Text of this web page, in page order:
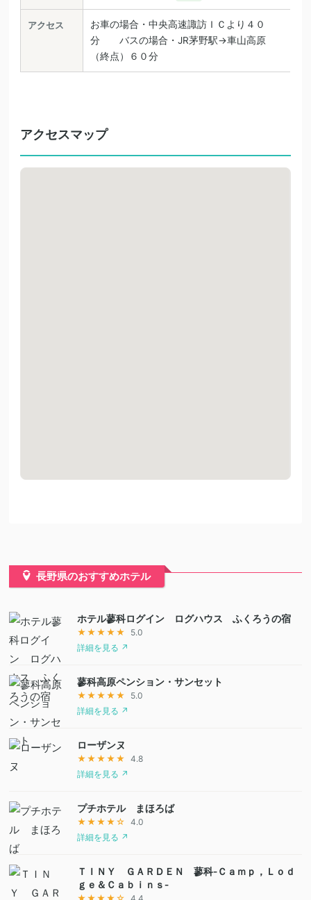
アクセス
お車の場合・中央高速諏訪ＩＣより４０
分 バスの場合・JR茅野駅→車山高原
（終点）６０分
アクセスマップ
長野県のおすすめホテル
ホテル蓼科ログイン ログハウス ふくろうの宿
★★★★★
5.0
詳細を見る ↗
蓼科高原ペンション・サンセット
★★★★★
5.0
詳細を見る ↗
ローザンヌ
★★★★★
4.8
詳細を見る ↗
プチホテル まほろば
★★★★☆
4.0
詳細を見る ↗
ＴＩＮＹ ＧＡＲＤＥＮ 蓼科‐Ｃａｍｐ，Ｌｏｄ
ｇｅ＆Ｃａｂｉｎｓ‐